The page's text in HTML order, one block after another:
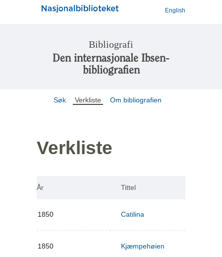
English
Bibliografi
Den internasjonale Ibsen-
bibliografien
Søk Verkliste Om bibliografien
Verkliste
År Tittel
1850 Catilina
1850 Kjæmpehøien